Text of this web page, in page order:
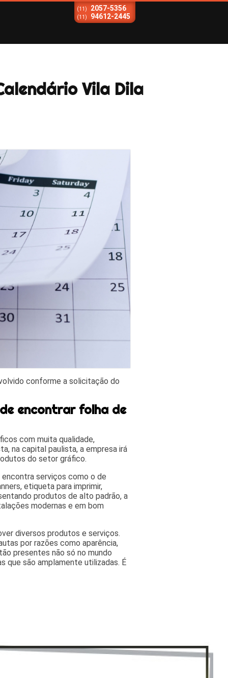
(11) 2057-5356
(11) 94612-2445
Vila Dila
conforme a solicitação do
encontrar folha de
com muita qualidade,
na capital paulista, a empresa irá
do setor gráfico.
encontra serviços como o de
etiqueta para imprimir,
produtos de alto padrão, a
modernas e em bom
diversos produtos e serviços.
por razões como aparência,
presentes não só no mundo
que são amplamente utilizadas. É